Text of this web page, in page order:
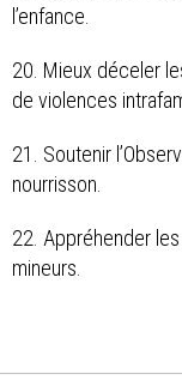
l’enfance.
20. Mieux déceler
de violences
21. Soutenir
nourrisson.
22. Appréhender
mineurs.